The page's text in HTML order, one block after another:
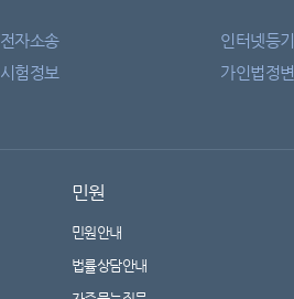
전자소송 인터넷등
시험정보 가인법정
민원
민원안내
법률상담안내